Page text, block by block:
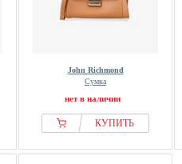
John Richmond
Сумка
нет в наличии
КУПИТЬ